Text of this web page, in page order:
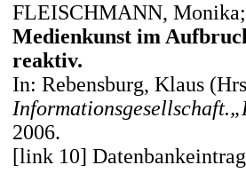
FLEISCHMANN,
Medienkunst im
reaktiv.
In: Rebensburg, Klaus
Informationsgesellschaft.
2006.
[link 10] Datenbankeintrag